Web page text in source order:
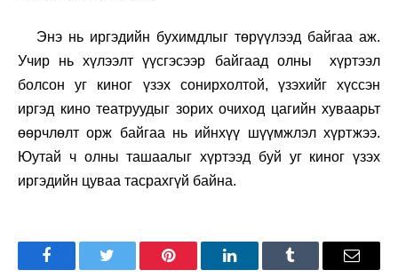
Энэ нь иргэдийн бухимдлыг төрүүлээд байгаа аж.
Учир нь хүлээлт үүсгэсээр байгаад олны хүртээл
болсон уг киног үзэх сонирхолтой, үзэхийг хүссэн
иргэд кино театруудыг зорих очиход цагийн хуваарьт
өөрчлөлт орж байгаа нь ийнхүү шүүмжлэл хүртжээ.
Юутай ч олны ташаалыг хүртээд буй уг киног үзэх
иргэдийн цуваа тасрахгүй байна.
FacebookTwitter Pinterest LinkedInTumblr Имэйл